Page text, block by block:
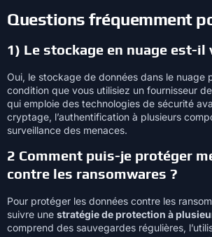
Questions fréquemment
1) Le stockage en nuage est-il
Oui, le stockage de données dans le nuage
condition que vous utilisiez un fournisseur
qui emploie des technologies de sécurité
cryptage, l’authentification à plusieurs
surveillance des menaces.
2 Comment puis-je protéger
contre les ransomwares ?
Pour protéger les données contre les
suivre une stratégie de protection à
comprend des sauvegardes régulières,